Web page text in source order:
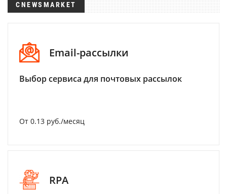
CNEWSMARKET
Email-рассылки
Выбор сервиса для почтовых рассылок
От 0.13 руб./месяц
RPA